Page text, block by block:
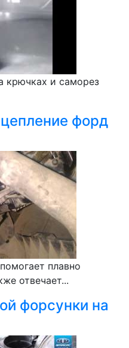
крючках и саморез
форд
плавно
отвечает...
форсунки на